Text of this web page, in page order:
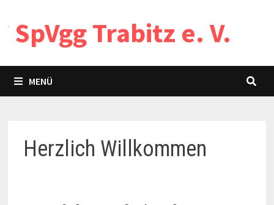
Inhalt
springen
SpVgg Trabitz e. V.
MENÜ
Herzlich Willkommen